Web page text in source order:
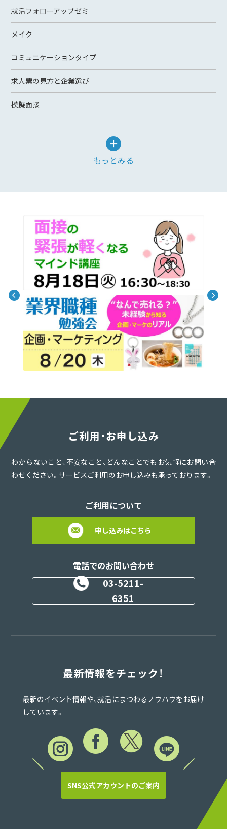
就活フォローアップゼミ
メイク
コミュニケーションタイプ
求人票の見方と企業選び
模擬面接
もっとみる
ご利用・お申し込み
わからないこと、不安なこと、どんなことでもお気軽にお問い合
わせください。サービスご利用のお申し込みも承っております。
ご利用について
申し込みはこちら
電話でのお問い合わせ
03-5211-
6351
最新情報をチェック！
最新のイベント情報や、就活にまつわるノウハウをお届け
しています。
SNS公式アカウントのご案内